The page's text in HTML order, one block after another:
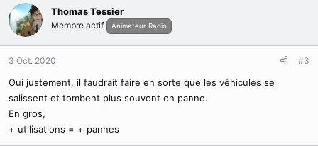
c
t
i
o
n
:
Thomas Tessier
Membre actif Animateur Radio
3 Oct. 2020 #3
Oui justement, il faudrait faire en sorte que les véhicules se
salissent et tombent plus souvent en panne.
En gros,
+ utilisations = + pannes